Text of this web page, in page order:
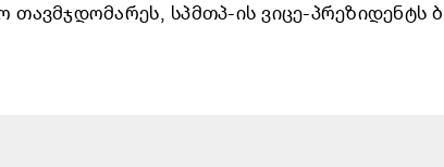
თავმჯდომარეს, სპმთპ-ის ვიცე-